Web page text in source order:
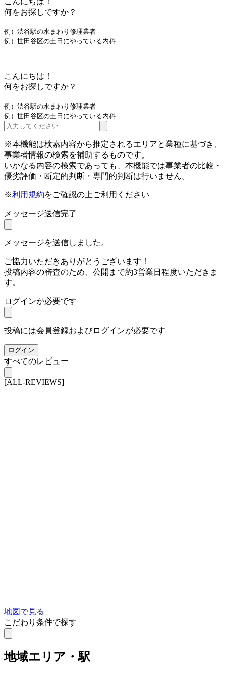
何をお探しですか？
例）渋谷駅の水まわり修理業者
例）世田谷区の土日にやっている内科
こんにちは！
何をお探しですか？
例）渋谷駅の水まわり修理業者
例）世田谷区の土日にやっている内科
※本機能は検索内容から推定されるエリアと業種に基づき、
事業者情報の検索を補助するものです。
いかなる内容の検索であっても、本機能では事業者の比較・
優劣評価・断定的判断・専門的判断は行いません。
※利用規約をご確認の上ご利用ください
メッセージ送信完了
メッセージを送信しました。
ご協力いただきありがとうございます！
投稿内容の審査のため、公開まで約3営業日程度いただきま
す。
ログインが必要です
投稿には会員登録およびログインが必要です
ログイン
すべてのレビュー
[ALL-REVIEWS]
地図で見る
こだわり条件で探す
地域エリア・駅